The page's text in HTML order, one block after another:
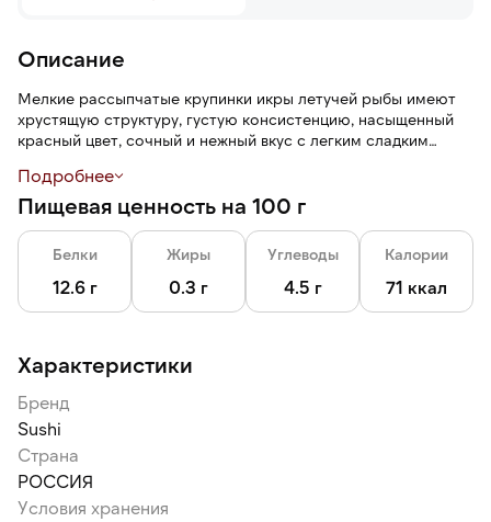
Описание
Мелкие рассыпчатые крупинки икры летучей рыбы имеют
хрустящую структуру, густую консистенцию, насыщенный
красный цвет, сочный и нежный вкус с легким сладким
элемент декора.
Икра летучей рыбы применяется для украшения блюд и для
приготовления сашими, роллов, суши, поке, салатов, темаки,
тартара.
Подробнее
Пищевая ценность на 100 г
Белки
12.6 г
Жиры
0.3 г
Углеводы
4.5 г
Калории
71 ккал
Характеристики
Бренд
Sushi
Страна
РОССИЯ
Условия хранения